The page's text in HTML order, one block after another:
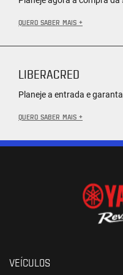
QUERO SABER MAIS +
LIBERACRED
Planeje a entrada e
QUERO SABER MAIS +
VEÍCULOS